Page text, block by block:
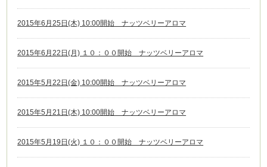
2015年6月25日(木) 10:00開始 ナッツベリーアロマ
2015年6月22日(月) １０：００開始 ナッツベリーアロマ
2015年5月22日(金) 10:00開始 ナッツベリーアロマ
2015年5月21日(木) 10:00開始 ナッツベリーアロマ
2015年5月19日(火) １０：００開始 ナッツベリーアロマ